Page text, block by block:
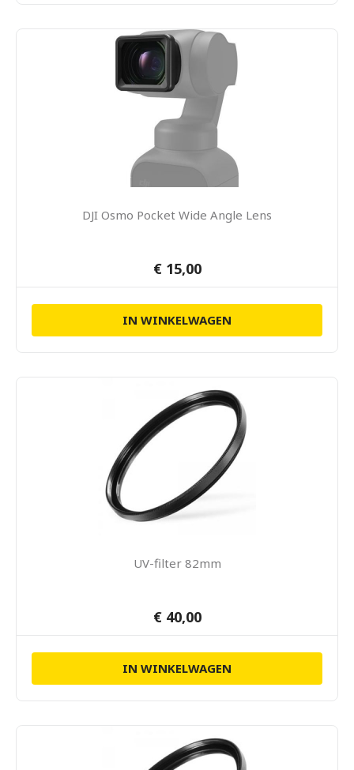
DJI Osmo Pocket Wide Angle Lens
€ 15,00
IN WINKELWAGEN
UV-filter 82mm
€ 40,00
IN WINKELWAGEN